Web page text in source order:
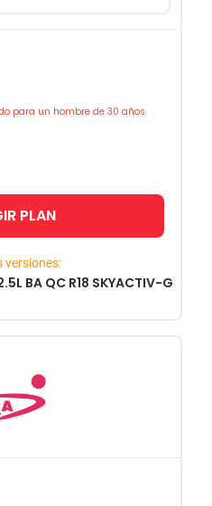
para un hombre de 30 años
PLAN
versiones:
BA QC R18 SKYACTIV-G